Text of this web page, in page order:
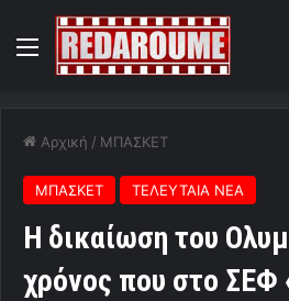
Menu
Αρχική / ΜΠΑΣΚΕΤ
ΜΠΑΣΚΕΤ ΤΕΛΕΥΤΑΙΑ ΝΕΑ
Η δικαίωση του
χρόνος που στο ΣΕΦ